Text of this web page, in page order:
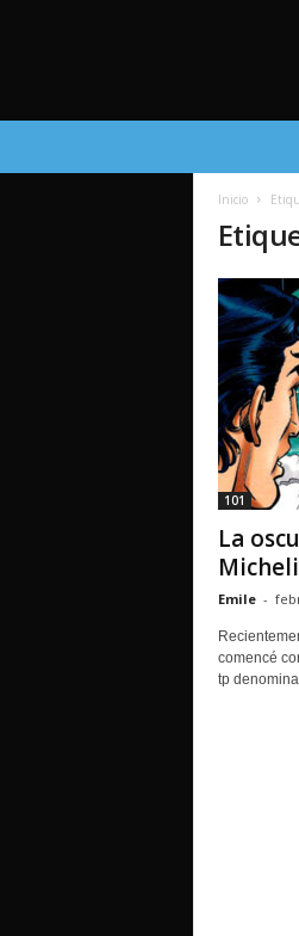
Inicio
101
La
Emile -
comencé
tp